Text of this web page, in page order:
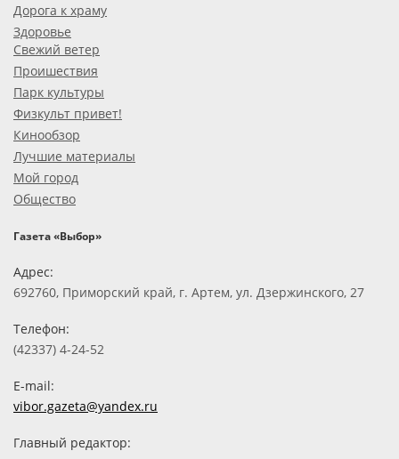
Дорога к храму
Здоровье
Свежий ветер
Проишествия
Парк культуры
Физкульт привет!
Кинообзор
Лучшие материалы
Мой город
Общество
Газета «Выбор»
Адрес:
692760, Приморский край, г. Артем, ул. Дзержинского, 27
Телефон:
(42337) 4-24-52
E-mail:
vibor.gazeta@yandex.ru
Главный редактор: